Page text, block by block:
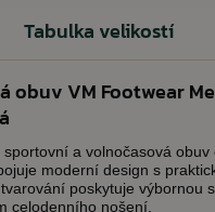
Tabulka velikostí
obuv VM Footwear
sportovní a volnočasová obuv
moderní design s
poskytuje výbornou
celodenního nošení.